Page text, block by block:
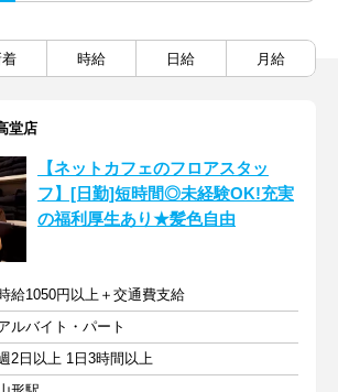
時給 日給 月給
堂店
【ネットカフェのフロアスタッ
フ】[日勤]短時間◎未経験OK!充実
の福利厚生あり★髪色自由
給1050円以上＋交通費支給
ルバイト・パート
2日以上 1日3時間以上